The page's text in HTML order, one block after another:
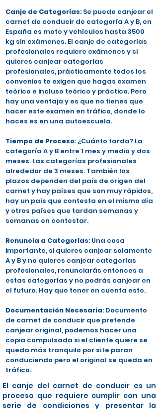
Canje de Categorías: Se puede canjear el
carnet de conducir de categoría A y B, en
España es moto y vehículos hasta 3500
kg sin exámenes. El canje de categorías
profesionales requiere exámenes y si
quieres canjear categorías
profesionales, prácticamente todos los
convenios te exigen que hagas examen
teórico e incluso teórico y práctico. Pero
hay una ventaja y es que no tienes que
hacer este examen en tráfico, donde lo
haces es en una autoescuela.
Tiempo de Proceso: ¿Cuánto tarda? La
categoría A y B entre 1 mes y medio y dos
meses. Las categorías profesionales
alrededor de 3 meses. También los
plazos dependen del país de origen del
carnet y hay países que son muy rápidos,
hay un país que contesta en el mismo día
y otros países que tardan semanas y
semanas en contestar.
Renuncia a Categorías: Una cosa
importante, si quieres canjear solamente
A y B y no quieres canjear categorías
profesionales, renunciarás entonces a
estas categorías y no podrás canjear en
el futuro. Hay que tener en cuenta esto.
Documentación Necesaria: Documento
de carnet de conducir que pretende
canjear original, podemos hacer una
copia compulsada si el cliente quiere se
queda más tranquilo por si le paran
conduciendo pero el original se queda en
tráfico.
El canje del carnet de conducir es un
proceso que requiere cumplir con una
serie de condiciones y presentar la